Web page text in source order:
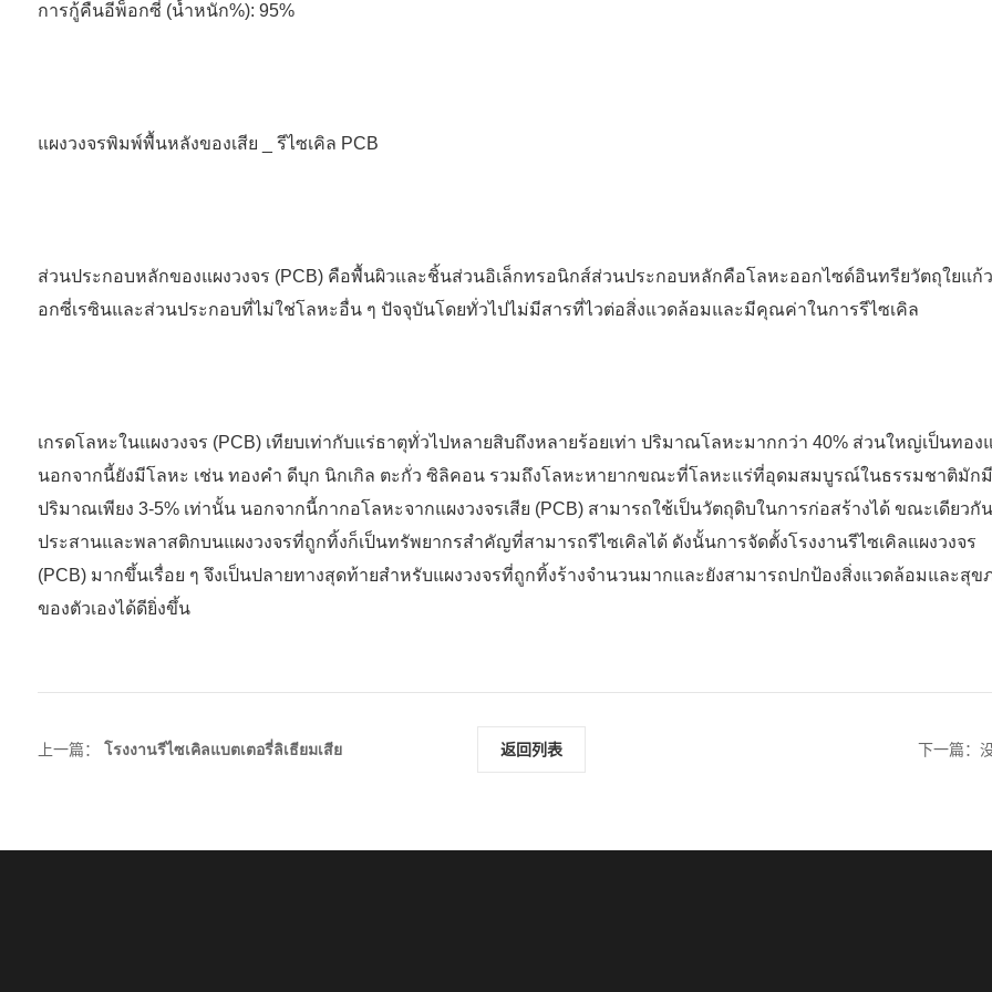
การกู้คืนอีพ็อกซี่ (น้ำหนัก%): 95%
แผงวงจรพิมพ์พื้นหลังของเสีย _ รีไซเคิล PCB
ส่วนประกอบหลักของแผงวงจร (PCB) คือพื้นผิวและชิ้นส่วนอิเล็กทรอนิกส์ส่วนประกอบหลักคือโลหะออกไซด์อินทรียวัตถุใยแก้
อกซี่เรซินและส่วนประกอบที่ไม่ใช่โลหะอื่น ๆ ปัจจุบันโดยทั่วไปไม่มีสารที่ไวต่อสิ่งแวดล้อมและมีคุณค่าในการรีไซเคิล
เกรดโลหะในแผงวงจร (PCB) เทียบเท่ากับแร่ธาตุทั่วไปหลายสิบถึงหลายร้อยเท่า ปริมาณโลหะมากกว่า 40% ส่วนใหญ่เป็นทอง
นอกจากนี้ยังมีโลหะ เช่น ทองคำ ดีบุก นิกเกิล ตะกั่ว ซิลิคอน รวมถึงโลหะหายากขณะที่โลหะแร่ที่อุดมสมบูรณ์ในธรรมชาติมักมี
ปริมาณเพียง 3-5% เท่านั้น นอกจากนี้กากอโลหะจากแผงวงจรเสีย (PCB) สามารถใช้เป็นวัตถุดิบในการก่อสร้างได้ ขณะเดียวกัน
ประสานและพลาสติกบนแผงวงจรที่ถูกทิ้งก็เป็นทรัพยากรสำคัญที่สามารถรีไซเคิลได้ ดังนั้นการจัดตั้งโรงงานรีไซเคิลแผงวงจร
(PCB) มากขึ้นเรื่อย ๆ จึงเป็นปลายทางสุดท้ายสำหรับแผงวงจรที่ถูกทิ้งร้างจำนวนมากและยังสามารถปกป้องสิ่งแวดล้อมและสุข
ของตัวเองได้ดียิ่งขึ้น
上一篇： โรงงานรีไซเคิลแบตเตอรี่ลิเธียมเสีย 返回列表 下一篇：